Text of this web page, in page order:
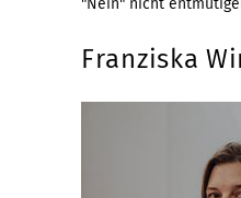
Franziska